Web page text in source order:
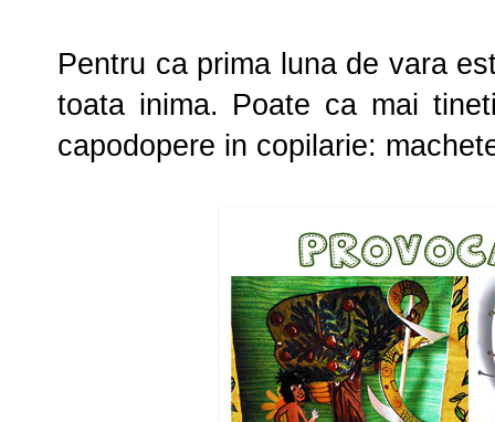
Pentru ca prima luna de vara
toata inima. Poate ca mai
capodopere in copilarie: